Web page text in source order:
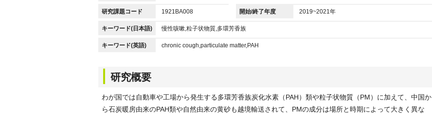
研究課題コード 1921BA008 開始/終了年度 2019~2021年
キーワード(日本語) 慢性咳嗽,粒子状物質,多環芳香族
キーワード(英語) chronic cough,particulate matter,PAH
研究概要
わが国では自動車や工場から発生する多環芳香族炭化水素（PAH）類や粒子状物質（PM）に加えて、中国か
ら石炭暖房由来のPAH類や自然由来の黄砂も越境輸送されて、PMの成分は場所と時期によって大きく異な